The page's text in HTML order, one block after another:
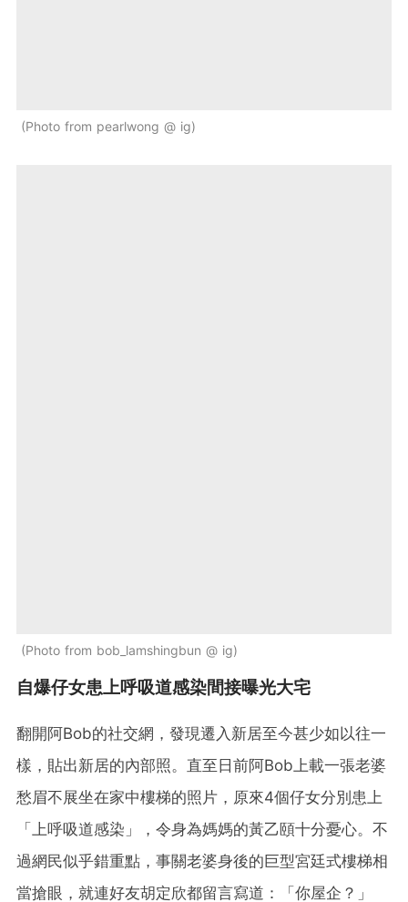
Photo from pearlwong @ ig
Photo from bob_lamshingbun @ ig
自爆仔女患上呼吸道感染間接曝光大宅
翻開阿Bob的社交網，發現遷入新居至今甚少如以往一
樣，貼出新居的內部照。直至日前阿Bob上載一張老婆
愁眉不展坐在家中樓梯的照片，原來4個仔女分別患上
「上呼吸道感染」，令身為媽媽的黃乙頤十分憂心。不
過網民似乎錯重點，事關老婆身後的巨型宮廷式樓梯相
當搶眼，就連好友胡定欣都留言寫道：「你屋企？」